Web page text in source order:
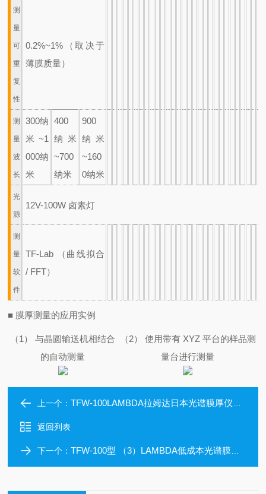
测
量
可
重
复
性
0.2%~1%（取决于
薄膜质量）
测
量
波
长
300纳
米~1
000纳
米
400
纳米
~700
纳米
900
纳米
~160
0纳米
光
源
12V-100W 卤素灯
测
量
软
件
TF-Lab （曲线拟合
/ FFT）
■ 膜厚测量的应用实例
（1） 与晶圆输送机相结合
的自动测量
（2） 使用带有 XYZ 平台的样品测
量台进行测量
上一个：TFW-100LAMBDA拉姆达日本光谱膜厚仪分光膜厚测量
返回列表
下一个：TFW-100型 （3）LAMBDA低成本光谱膜厚测量设备拉姆达膜厚仪